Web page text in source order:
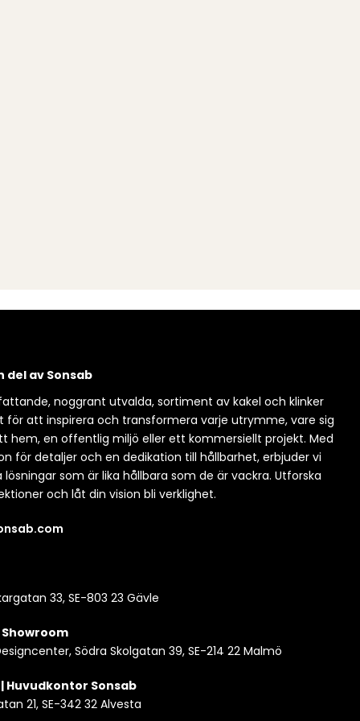
del av Sonsab
noggrant utvalda, sortiment av kakel och klinker
för att inspirera och transformera varje utrymme, vare sig
hem, en offentlig miljö eller ett kommersiellt projekt. Med
för detaljer och en dedikation till hållbarhet, erbjuder vi
lösningar som är lika hållbara som de är vackra. Utforska
och låt din vision bli verklighet.
33, SE-803 23 Gävle
Södra Skolgatan 39, SE-214 22 Malmö
Huvudkontor Sonsab
21, SE-342 32 Alvesta